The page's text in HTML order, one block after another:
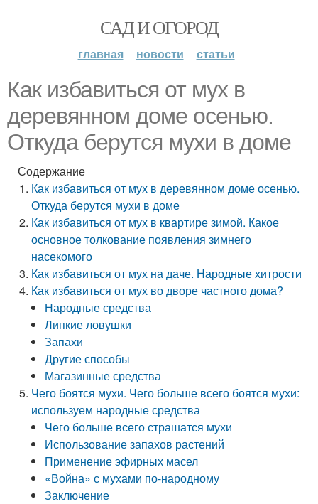
САД И ОГОРОД
главная новости статьи
Как избавиться от мух в
деревянном доме осенью.
Откуда берутся мухи в доме
Содержание
Как избавиться от мух в деревянном доме осенью.
Откуда берутся мухи в доме
Как избавиться от мух в квартире зимой. Какое
основное толкование появления зимнего
насекомого
Как избавиться от мух на даче. Народные хитрости
Как избавиться от мух во дворе частного дома?
Народные средства
Липкие ловушки
Запахи
Другие способы
Магазинные средства
Чего боятся мухи. Чего больше всего боятся мухи:
используем народные средства
Чего больше всего страшатся мухи
Использование запахов растений
Применение эфирных масел
«Война» с мухами по-народному
Заключение